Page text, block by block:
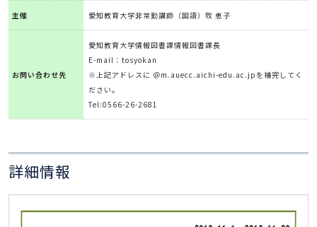
主催 愛知教育大学非常勤講師（国語）牧 恵子
お問い合わせ先
愛知教育大学情報図書課情報図書課長
E-mail：tosyokan
※上記アドレスに ＠m.auecc.aichi-edu.ac.jpを補完してく
ださい。
Tel:0566-26-2681
詳細情報